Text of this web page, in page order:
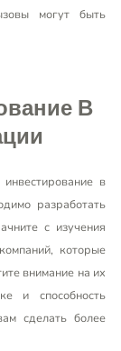
могут быть
В
в
разработать
с изучения
которые
внимание на их
и способность
сделать более